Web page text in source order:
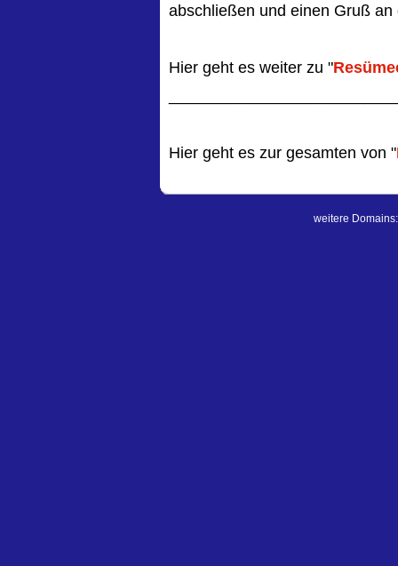
abschließen und einen Gruß
Hier geht es weiter zu "
Hier geht es zur gesamten von "
weitere